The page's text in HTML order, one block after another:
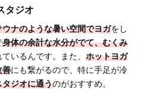
タジオ
ウナのような暑い空間でヨガをし
身体の余計な水分がでて、むくみ
いるんです。また、 ホットヨガ
善にも繋がるので、特に手足が冷
ジオに通うのがおすすめ。